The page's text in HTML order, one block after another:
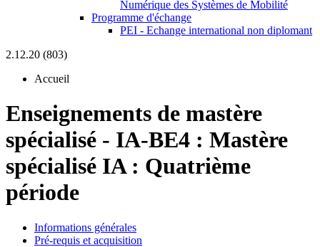
Numérique des Systèmes de Mobilité
Programme d'échange
PEI - Echange international non diplomant
2.12.20 (803)
Accueil
Enseignements de mastère
spécialisé - IA-BE4 : Mastère
spécialisé IA : Quatrième
période
Informations générales
Pré-requis et acquisition